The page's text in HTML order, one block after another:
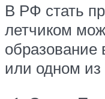
В РФ стать
летчиком
или одном